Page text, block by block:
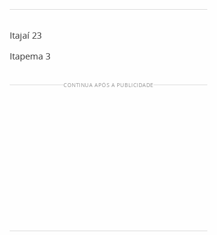
Itajaí 23
Itapema 3
CONTINUA APÓS A PUBLICIDADE